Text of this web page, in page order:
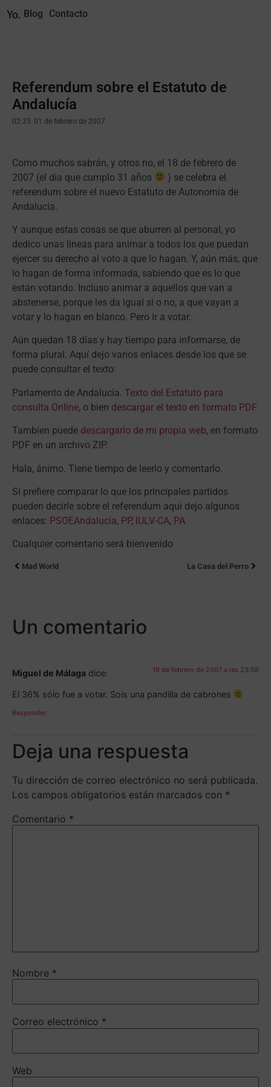
Blog Contacto
Referendum sobre el Estatuto de
Andalucía
02:33 01 de febrero de 2007
Como muchos sabrán, y otros no, el 18 de febrero de
2007 (el dia que cumplo 31 años
) se celebra el
referendum sobre el nuevo Estatuto de Autonomia de
Andalucía.
Y aunque estas cosas se que aburren al personal, yo
dedico unas lineas para animar a todos los que puedan
ejercer su derecho al voto a que lo hagan. Y, aún más, que
lo hagan de forma informada, sabiendo que es lo que
están votando. Incluso animar a aquellos que van a
abstenerse, porque les da igual si o no, a que vayan a
votar y lo hagan en blanco. Pero ir a votar.
Aún quedan 18 días y hay tiempo para informarse, de
forma plural. Aquí dejo varios enlaces desde los que se
puede consultar el texto:
Parlamento de Andalucía. Texto del Estatuto para
consulta Online, o bien descargar el texto en formato PDF
Tambien puede descargarlo de mi propia web, en formato
PDF en un archivo ZIP.
Hala, ánimo. Tiene tiempo de leerlo y comentarlo.
Si prefiere comparar lo que los principales partidos
pueden decirle sobre el referendum aqui dejo algunos
enlaces: PSOEAndalucia, PP, IULV-CA, PA
Cualquier comentario será bienvenido
Mad World La Casa del Perro
Un comentario
Miguel de Málaga dice: 19 de febrero de 2007 a las 23:58
El 36% sólo fue a votar. Sois una pandilla de cabrones
Responder
Deja una respuesta
Tu dirección de correo electrónico no será publicada.
Los campos obligatorios están marcados con *
Comentario *
Nombre *
Correo electrónico *
Web